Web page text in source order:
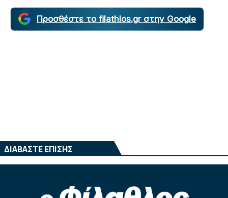
Προσθέστε το filathlos.gr στην Google
ΔΙΑΒΑΣΤΕ ΕΠΙΣΗΣ